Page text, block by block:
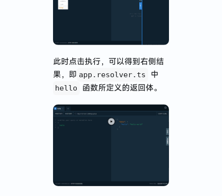
此时点击执行，可以得到右侧结
果，即 app.resolver.ts 中
hello 函数所定义的返回体。